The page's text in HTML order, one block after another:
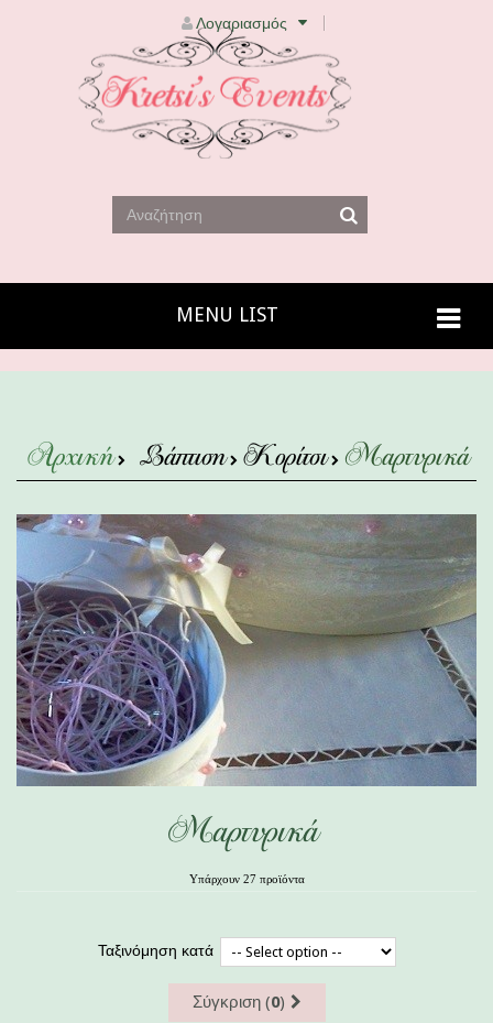
Λογαριασμός
MENU LIST
Αρχική Βάπτιση Κορίτσι Μαρτυρικά
Μαρτυρικά
Υπάρχουν 27 προϊόντα
Ταξινόμηση κατά
Σύγκριση (0)